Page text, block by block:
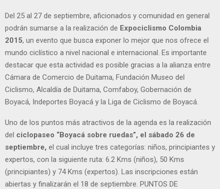
Del 25 al 27 de septiembre, aficionados y comunidad en general
podrán sumarse a la realización de Expociclismo Colombia
2015, un evento que busca exponer lo mejor que nos ofrece el
mundo ciclístico a nivel nacional e internacional. Es importante
destacar que esta actividad es posible gracias a la alianza entre
Cámara de Comercio de Duitama, Fundación Museo del
Ciclismo, Alcaldía de Duitama, Comfaboy, Gobernación de
Boyacá, Indeportes Boyacá y la Liga de Ciclismo de Boyacá.
Uno de los puntos más atractivos de la agenda es la realización
del ciclopaseo “Boyacá sobre ruedas”, el sábado 26 de
septiembre, el cual incluye tres categorías: niños, principiantes y
expertos, con la siguiente ruta: 6.2 Kms (niños), 50 Kms
(principiantes) y 74 Kms (expertos). Las inscripciones están
abiertas y finalizarán el 18 de septiembre. PUNTOS DE